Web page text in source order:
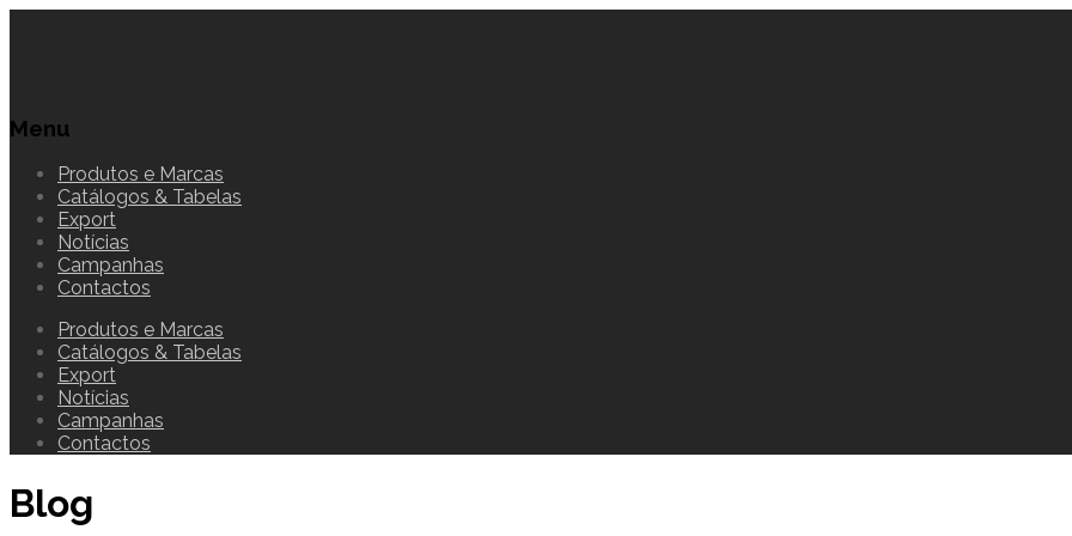
Menu
Produtos e Marcas
Catálogos & Tabelas
Export
Notícias
Campanhas
Contactos
Produtos e Marcas
Catálogos & Tabelas
Export
Notícias
Campanhas
Contactos
Blog